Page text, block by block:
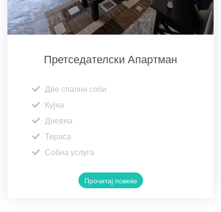
Претседателски Апартман
Две спални соби
Кујна
Дневна
Тераса
Собна услуга
Прочитај повеќе